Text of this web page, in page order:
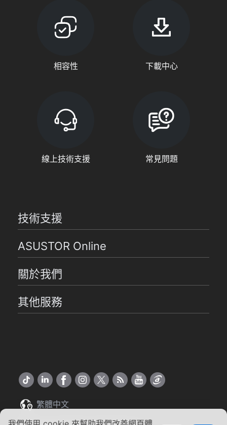
相容性 下載中心
線上技術支援 常見問題
技術支援
ASUSTOR Online
關於我們
其他服務
繁體中文